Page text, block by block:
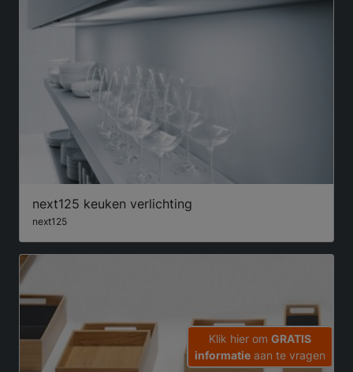
next125 keuken verlichting
next125
Klik hier om GRATIS
informatie aan te vragen